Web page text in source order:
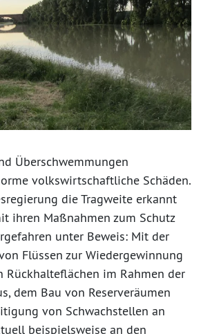
Überschwemmungen
volkswirtschaftliche Schäden.
die Tragweite erkannt
ihren Maßnahmen zum Schutz
unter Beweis: Mit der
Flüssen zur Wiedergewinnung
Rückhalteflächen im Rahmen der
dem Bau von Reserveräumen
von Schwachstellen an
beispielsweise an den